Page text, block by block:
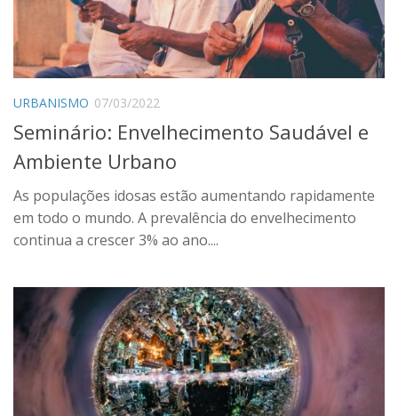
URBANISMO 07/03/2022
Seminário: Envelhecimento Saudável e
Ambiente Urbano
As populações idosas estão aumentando rapidamente
em todo o mundo. A prevalência do envelhecimento
continua a crescer 3% ao ano....